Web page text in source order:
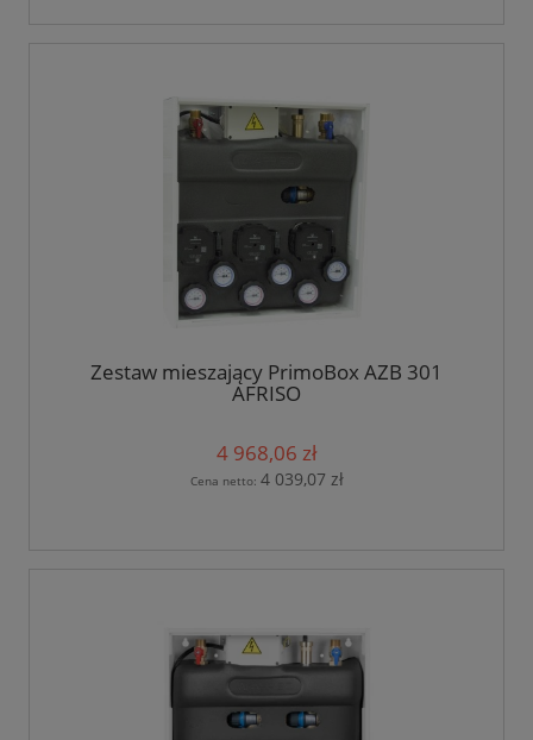
Zestaw mieszający PrimoBox AZB 301
AFRISO
4 968,06 zł
Cena netto: 4 039,07 zł